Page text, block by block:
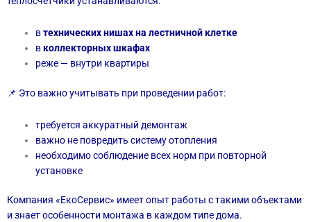
втехнических нишах на лестничной клетке
вколлекторных шкафах
реже — внутри квартиры
📌 Это важно учитывать при проведении работ:
требуется аккуратный демонтаж
важно не повредить систему отопления
необходимо соблюдение всех норм при повторной
установке
Компания «ЕкоСервис» имеет опыт работы с такими объектами
и знает особенности монтажа в каждом типе дома.